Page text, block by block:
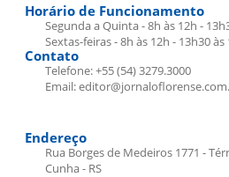
Horário de Funcionamento
Segunda a Quinta - 8h às 12h -
Sextas-feiras - 8h às 12h - 13h30 às
Contato
Telefone: +55 (54) 3279.3000
Email:
Endereço
Rua Borges de Medeiros 1771 -
Cunha - RS